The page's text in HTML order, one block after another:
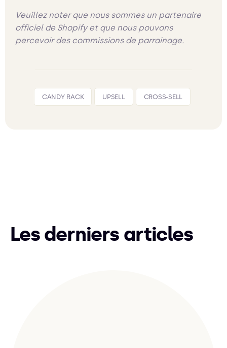
Veuillez noter que nous sommes un partenaire
officiel de Shopify et que nous pouvons
percevoir des commissions de parrainage.
CANDY RACK UPSELL CROSS-SELL
Les derniers articles